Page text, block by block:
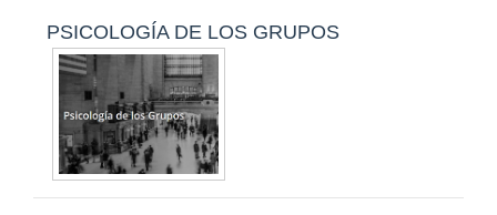
PSICOLOGÍA DE LOS GRUPOS